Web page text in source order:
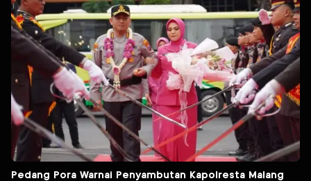
Pedang Pora Warnai Penyambutan Kapolresta Malang